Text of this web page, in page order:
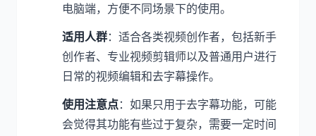
电脑端，方便不同场景下的使用。
适用人群：适合各类视频创作者，包括新手
创作者、专业视频剪辑师以及普通用户进行
日常的视频编辑和去字幕操作。
使用注意点：如果只用于去字幕功能，可能
会觉得其功能有些过于复杂，需要一定时间